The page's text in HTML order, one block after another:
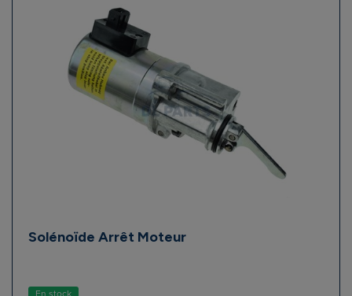
Solénoïde Arrêt Moteur